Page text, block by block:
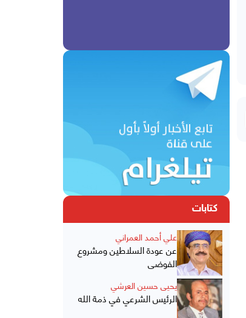
كتابات
علي أحمد العمراني
عن عودة السلاطين ومشروع
الفوضى
يحيى حسين العرشي
الرئيس الشرعي في ذمة الله